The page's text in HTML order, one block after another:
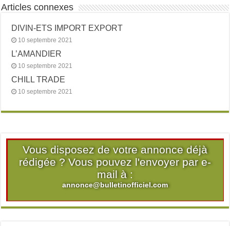
Articles connexes
DIVIN-ETS IMPORT EXPORT
10 septembre 2021
L’AMANDIER
10 septembre 2021
CHILL TRADE
10 septembre 2021
Vous disposez de votre annonce déjà
rédigée ? Vous pouvez l'envoyer par e-
mail à :
annonce@bulletinofficiel.com